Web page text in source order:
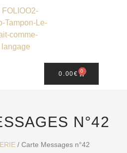
0.00€ 0
N°42
/ Carte Messages n°42